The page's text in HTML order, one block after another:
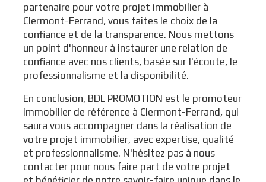
partenaire pour votre projet immobilier à
Clermont-Ferrand, vous faites le choix de la
confiance et de la transparence. Nous mettons
un point d'honneur à instaurer une relation de
confiance avec nos clients, basée sur l'écoute, le
professionnalisme et la disponibilité.
En conclusion, BDL PROMOTION est le promoteur
immobilier de référence à Clermont-Ferrand, qui
saura vous accompagner dans la réalisation de
votre projet immobilier, avec expertise, qualité
et professionnalisme. N'hésitez pas à nous
contacter pour nous faire part de votre projet